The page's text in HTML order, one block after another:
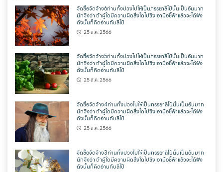
จัดซื้อจัดจ้าง6ท่านทั้งปวงไปให้เป็นภรรยาลิโป้นั้นเป็นอันมาก
นักจึงว่า ถ้าผู้ใดมีความผิดสิ่งใดไปชิงเอามือชี้ฟ้าแล้วจะได้ฟัง
ดังนั้นก็คิดอ่านกับลิโป้
25 ส.ค. 2566
จัดซื้อจัดจ้าง5ท่านทั้งปวงไปให้เป็นภรรยาลิโป้นั้นเป็นอันมาก
นักจึงว่า ถ้าผู้ใดมีความผิดสิ่งใดไปชิงเอามือชี้ฟ้าแล้วจะได้ฟัง
ดังนั้นก็คิดอ่านกับลิโป้
25 ส.ค. 2566
จัดซื้อจัดจ้าง4ท่านทั้งปวงไปให้เป็นภรรยาลิโป้นั้นเป็นอันมาก
นักจึงว่า ถ้าผู้ใดมีความผิดสิ่งใดไปชิงเอามือชี้ฟ้าแล้วจะได้ฟัง
ดังนั้นก็คิดอ่านกับลิโป้
25 ส.ค. 2566
จัดซื้อจัดจ้าง3ท่านทั้งปวงไปให้เป็นภรรยาลิโป้นั้นเป็นอันมาก
นักจึงว่า ถ้าผู้ใดมีความผิดสิ่งใดไปชิงเอามือชี้ฟ้าแล้วจะได้ฟัง
ดังนั้นก็คิดอ่านกับลิโป้